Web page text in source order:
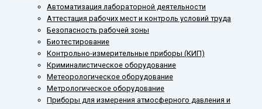
Автоматизация лабораторной деятельности
Аттестация рабочих мест и контроль условий труда
Безопасность рабочей зоны
Биотестирование
Контрольно-измерительные приборы (КИП)
Криминалистическое оборудование
Метеорологическое оборудование
Метрологическое оборудование
Приборы для измерения атмосферного давления и